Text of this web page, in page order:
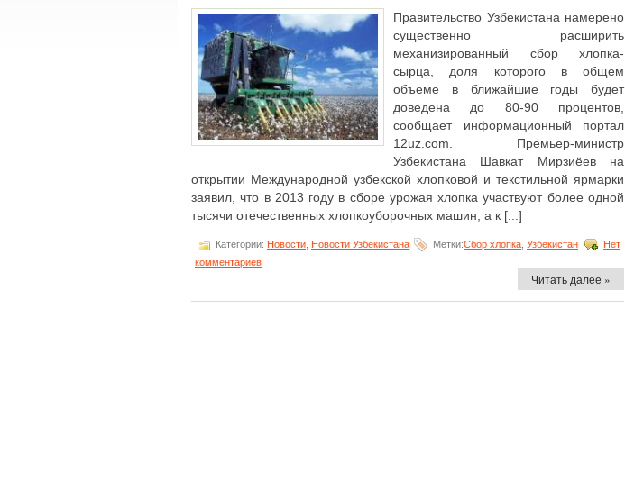
Правительство Узбекистана намерено
существенно расширить
механизированный сбор хлопка-
сырца, доля которого в общем
объеме в ближайшие годы будет
доведена до 80-90 процентов,
сообщает информационный портал
12uz.com. Премьер-министр
Узбекистана Шавкат Мирзиёев на
открытии Международной узбекской хлопковой и текстильной ярмарки
заявил, что в 2013 году в сборе урожая хлопка участвуют более одной
тысячи отечественных хлопкоуборочных машин, а к [...]
Категории: Новости Новости Узбекистана Метки:Сбор хлопка Узбекистан
Нет
комментариев
Читать далее »